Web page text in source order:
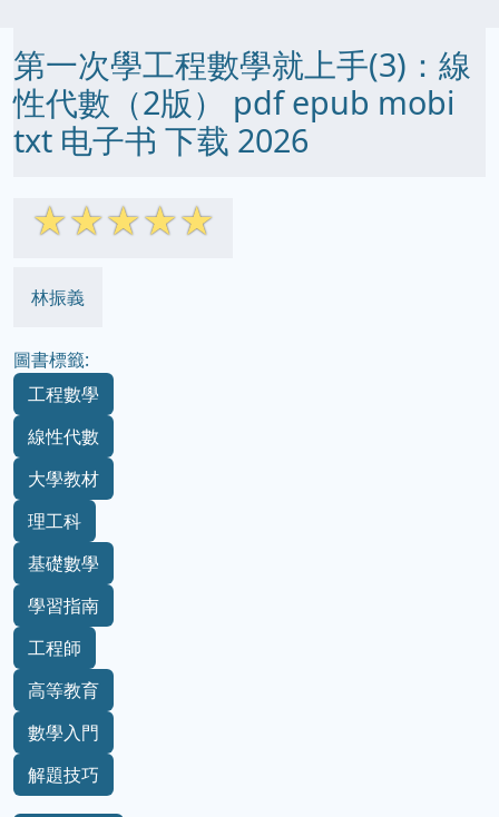
第一次學工程數學就上手(3)：線
性代數（2版） pdf epub mobi
txt 电子书 下载 2026
☆☆☆☆☆
林振義
圖書標籤:
工程數學
線性代數
大學教材
理工科
基礎數學
學習指南
工程師
高等教育
數學入門
解題技巧